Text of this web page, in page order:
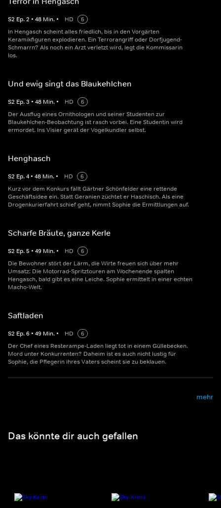
S2 Ep.2 • 48 Min. • HD
6
In Hengasch scheint alles friedlich, bis in den Vorgärten
Keramikfiguren explodieren. Ein Terrorangriff oder Dorfjugend-
Schmarrn? Als noch ein Arzt verletzt wird, legt die Kommissarin
los.
Und ewig singt das Blaukehlchen
S2 Ep.3 • 48 Min. • HD
6
Der Ausflug eines Ornithologen und seiner Studenten zur
Blaukehlchen-Beobachtung ist rasch vorbei. Eine Studentin wird
ermordet. Ins Visier gerät der Vogelkundler selbst.
Henghasch
S2 Ep.4 • 48 Min. • HD
6
Kurz vor dem Konkurs fällt Gärtner Schönfelder eine rettende
Geschäftsidee ein. Statt Geranien züchtet er Haschisch. Als eine
Drogenkurierfahrt schief geht, nimmt Sophie die Ermittlungen auf.
Scharfe Bräute, ganze Kerle
S2 Ep.5 • 49 Min. • HD
6
Die Bewohner stört der Lärm, die Wirte freuen sich über mehr
Umsatz: Die Motorrad-Spritztouren am Wochenende spalten
Hengasch, bald gibt es eine Leiche. Sophie ermittelt in einer echten
Macho-Welt.
Saftladen
S2 Ep.6 • 49 Min. • HD
6
Der Chef eines Resterampe-Laden liegt tot in einem Güllebecken.
Mord unter Konkurrenten? Daheim ist es auch nicht lustig für
Sophie, die Pflegerin ihres Vaters scheint sie zu beklauen.
mehr
Das könnte dir auch gefallen